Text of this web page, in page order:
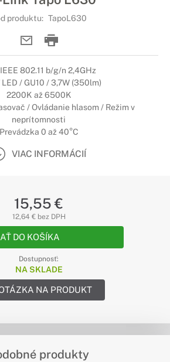
produktu: TapoL630
802.11 b/g/n 2,4GHz
LED / GU10 / 3,7W (350lm)
2200K až 6500K
/ Ovládanie hlasom / Režim v
neprítomnosti
Prevádzka 0 až 40°C
VIAC INFORMÁCIÍ
15,55 €
12,64 € bez DPH
DO KOŠÍKA
Dostupnosť:
NA SKLADE
NA PRODUKT
produkty